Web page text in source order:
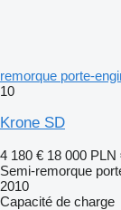
remorque porte-
10
Krone SD
4 180 € 18 000 PLN
Semi-remorque
2010
Capacité de charge